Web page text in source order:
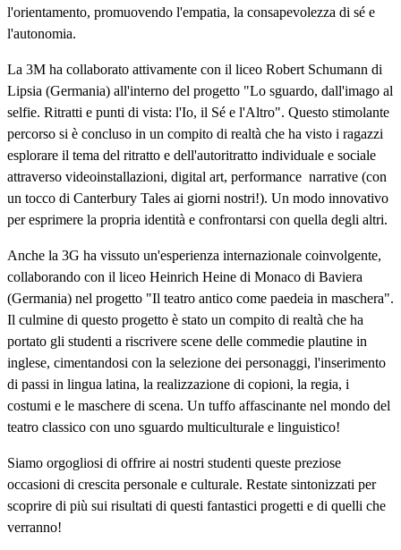
l'orientamento, promuovendo l'empatia, la consapevolezza di sé e
l'autonomia.
La 3M ha collaborato attivamente con il liceo Robert Schumann di
Lipsia (Germania) all'interno del progetto "Lo sguardo, dall'imago al
selfie. Ritratti e punti di vista: l'Io, il Sé e l'Altro". Questo stimolante
percorso si è concluso in un compito di realtà che ha visto i ragazzi
esplorare il tema del ritratto e dell'autoritratto individuale e sociale
attraverso videoinstallazioni, digital art, performance narrative (con
un tocco di Canterbury Tales ai giorni nostri!). Un modo innovativo
per esprimere la propria identità e confrontarsi con quella degli altri.
Anche la 3G ha vissuto un'esperienza internazionale coinvolgente,
collaborando con il liceo Heinrich Heine di Monaco di Baviera
(Germania) nel progetto "Il teatro antico come paedeia in maschera".
Il culmine di questo progetto è stato un compito di realtà che ha
portato gli studenti a riscrivere scene delle commedie plautine in
inglese, cimentandosi con la selezione dei personaggi, l'inserimento
di passi in lingua latina, la realizzazione di copioni, la regia, i
costumi e le maschere di scena. Un tuffo affascinante nel mondo del
teatro classico con uno sguardo multiculturale e linguistico!
Siamo orgogliosi di offrire ai nostri studenti queste preziose
occasioni di crescita personale e culturale. Restate sintonizzati per
scoprire di più sui risultati di questi fantastici progetti e di quelli che
verranno!